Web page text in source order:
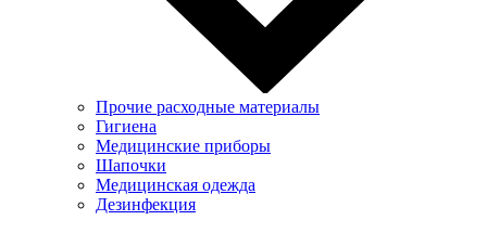
Прочие расходные материалы
Гигиена
Медицинские приборы
Шапочки
Медицинская одежда
Дезинфекция